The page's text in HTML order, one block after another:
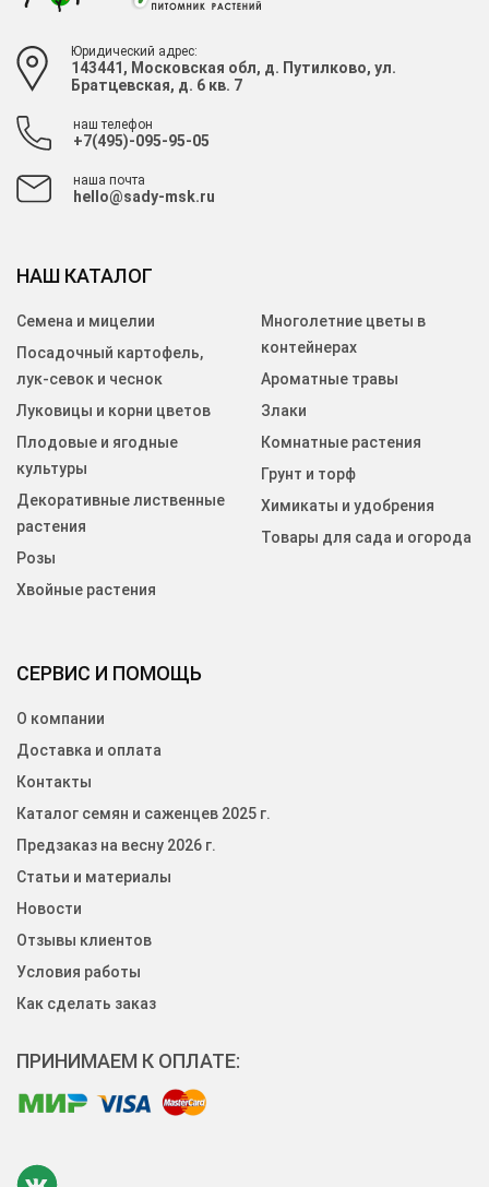
Юридический адрес:
143441, Московская обл, д. Путилково, ул.
Братцевская, д. 6 кв. 7
наш телефон
+7(495)-095-95-05
наша почта
hello@sady-msk.ru
СЕРВИС И ПОМОЩЬ
О компании
Доставка и оплата
Контакты
Каталог семян и саженцев 2025 г.
Предзаказ на весну 2026 г.
Статьи и материалы
Новости
Отзывы клиентов
Условия работы
Как сделать заказ
НАШ КАТАЛОГ
Семена и мицелии
Посадочный картофель,
лук-севок и чеснок
Луковицы и корни цветов
Плодовые и ягодные
культуры
Декоративные лиственные
растения
Розы
Хвойные растения
Многолетние цветы в
контейнерах
Ароматные травы
Злаки
Комнатные растения
Грунт и торф
Химикаты и удобрения
Товары для сада и огорода
ПРИНИМАЕМ К ОПЛАТЕ: